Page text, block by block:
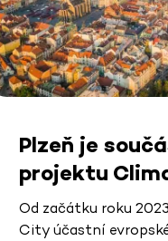
Plzeň je
projektu
Od začátku roku
City účastní